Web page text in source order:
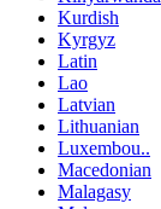
Kurdish
Kyrgyz
Latin
Lao
Latvian
Lithuanian
Luxembou..
Macedonian
Malagasy